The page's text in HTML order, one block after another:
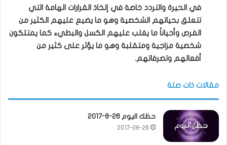
في الحيرة والتردد خاصة في إتخاذ القرارات الهامة التي
تتعلق بحياتهم الشخصية وهو ما يضيع عليهم الكثير من
الفرص وأحياناً ما يغلب عليهم الكسل والبطيء كما يمتلكون
شخصية مزاجية ومتقلبة وهو ما يؤثر على كثير من
أفعالهم وتصرفاتهم.
مقالات ذات صلة
حظك اليوم 26-8-2017
2017-08-26